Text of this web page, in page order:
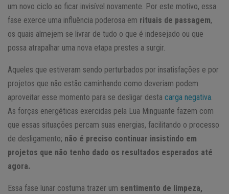
um novo ciclo ao ficar invisível novamente. Por este motivo, essa
fase exerce uma influência poderosa em rituais de passagem,
os quais almejem se livrar de tudo o que é indesejado ou que
possa atrapalhar uma nova etapa prestes a surgir.
Aqueles que estiveram sendo perturbados por insatisfações e por
projetos que não estão caminhando como deveriam podem
aproveitar esse momento para se desligar desta carga negativa
As forças energéticas exercidas pela Lua Minguante fazem com
que essas situações percam suas energias, facilitando o processo
de desligamento; não é preciso continuar insistindo em
projetos que não tenho dado os resultados esperados até
agora.
Essa fase lunar costuma trazer um sentimento de limpeza,